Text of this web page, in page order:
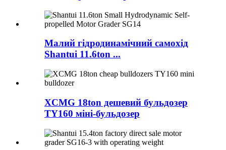
Малий гідродинамічний самохід
Shantui 11.6ton ...
XCMG 18ton дешевий бульдозер
TY160 міні-бульдозер